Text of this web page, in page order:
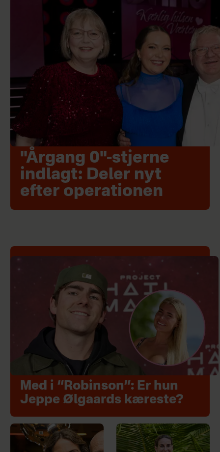
"Årgang 0"-stjerne
indlagt: Deler nyt
efter operationen
Med i “Robinson”: Er hun
Jeppe Ølgaards kæreste?